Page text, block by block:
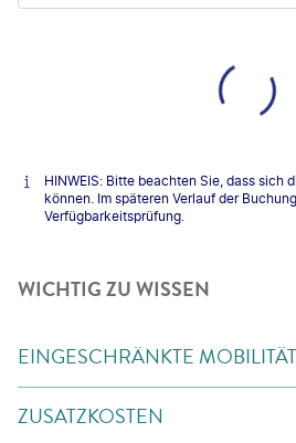
HINWEIS: Bitte beachten Sie, dass sich
können. Im späteren Verlauf der
Verfügbarkeitsprüfung.
WICHTIG ZU WISSEN
EINGESCHRÄNKTE MOBILITÄT
ZUSATZKOSTEN